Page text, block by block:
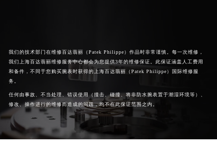
我们的技术部门在维修百达翡丽（Patek Philippe）作品时非常谨慎。每一次维修，
我们上海百达翡丽维修服务中心都会为您提供3年的维修保证。此保证涵盖人工费用
和备件，不同于您购买腕表时获得的上海百达翡丽（Patek Philippe）国际维修服
务。
任何由事故、不当处理、错误使用（撞击、碰撞、将非防水腕表置于潮湿环境等）、
修改、操作进行的维修而造成的问题，均不在此保证范围之内。